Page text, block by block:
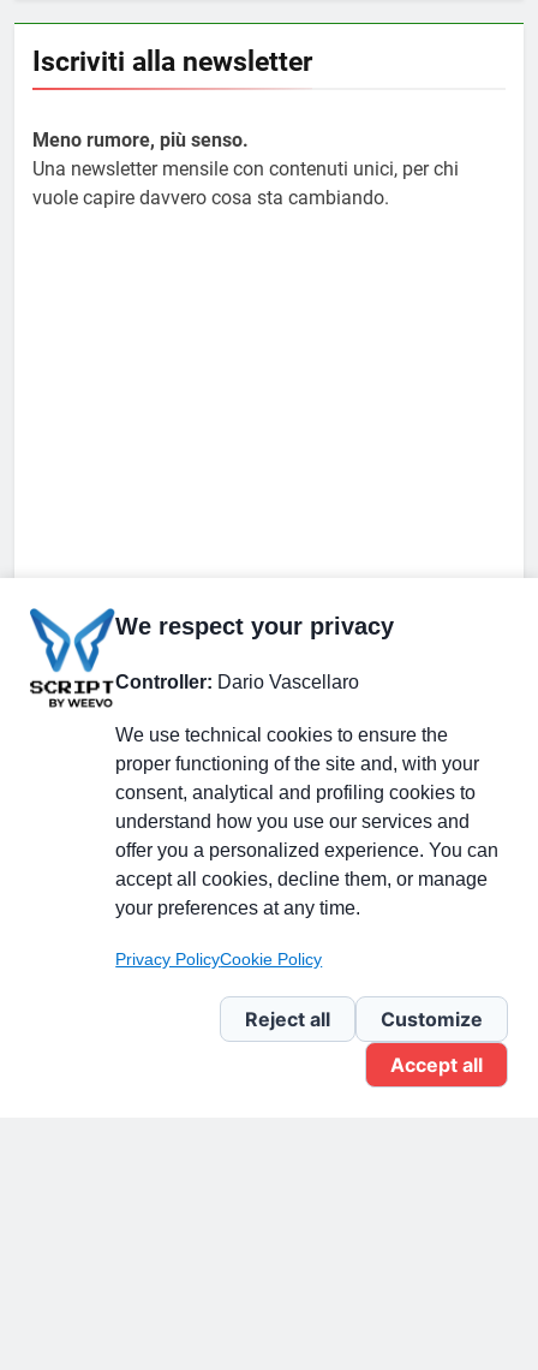
Iscriviti alla newsletter
Meno rumore, più senso.
Una newsletter mensile con contenuti unici, per chi
vuole capire davvero cosa sta cambiando.
Partecipa alla discussione
Pagina Linkedin
Newsletter Linkedin
We respect your privacy
Controller: Dario Vascellaro
We use technical cookies to ensure the
proper functioning of the site and, with your
consent, analytical and profiling cookies to
understand how you use our services and
offer you a personalized experience. You can
accept all cookies, decline them, or manage
your preferences at any time.
Privacy PolicyCookie Policy
Reject all
Customize
Accept all